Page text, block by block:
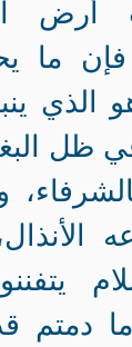
أرض
فإن ما
الذي
ظل
دمتم